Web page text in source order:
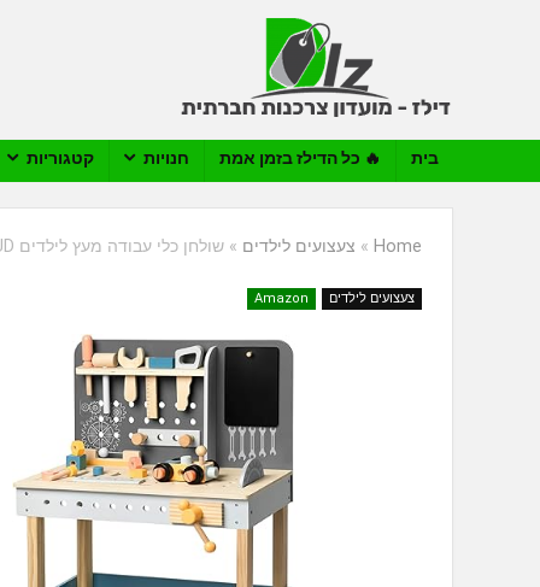
בית 🔥 כל הדילז בזמן אמת חנויות קטגוריות
Home
» צעצועים לילדים » שולחן כלי עבודה מעץ לילדים ROBUD
צעצועים לילדים Amazon